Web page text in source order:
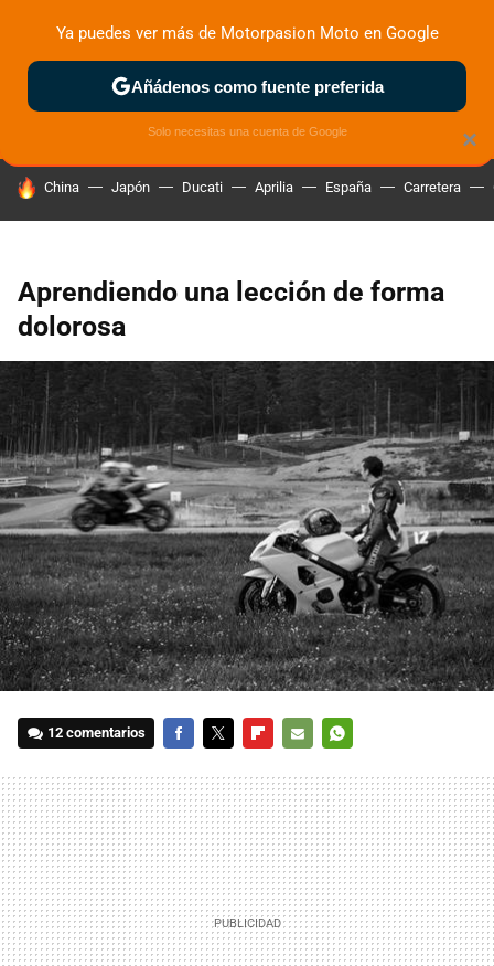
ZONA DE PRUEBAS DEPORTIVAS MOTOS ELÉCTRICAS
HOY SE HABLA DE
China Japón Ducati Aprilia España Carretera
Aprendiendo una lección de forma
dolorosa
12 comentarios
MAIL
×
Ya puedes ver más de Motorpasion Moto en Google
Añádenos como fuente preferida
Solo necesitas una cuenta de Google